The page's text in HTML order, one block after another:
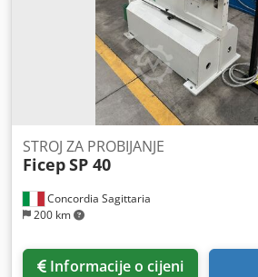
probijanja: promjer rupe do 27 mm
upravljanja s podešavanjem i
prepoznavanjem sile Prikaz načina
nenamjernog pokretanja
Okvir za probijanje za povećanu
jednostavnije rukovanje € 710,-
Concordia Sagittaria
200 km
STROJ ZA PROBIJANJE
FicepSP 40
Informacije o cijeni